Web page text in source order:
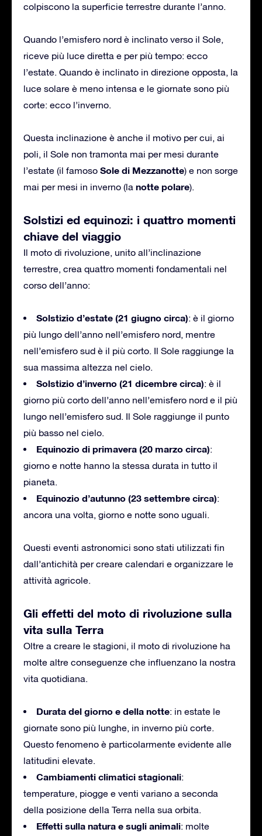
colpiscono la superficie terrestre durante l’anno.
Quando l’emisfero nord è inclinato verso il Sole,
riceve più luce diretta e per più tempo: ecco
l’estate. Quando è inclinato in direzione opposta, la
luce solare è meno intensa e le giornate sono più
corte: ecco l’inverno.
Questa inclinazione è anche il motivo per cui, ai
poli, il Sole non tramonta mai per mesi durante
l’estate (il famoso Sole di Mezzanotte) e non sorge
mai per mesi in inverno (la notte polare).
Solstizi ed equinozi: i quattro momenti
chiave del viaggio
Il moto di rivoluzione, unito all’inclinazione
terrestre, crea quattro momenti fondamentali nel
corso dell’anno:
Solstizio d’estate (21 giugno circa): è il giorno
più lungo dell’anno nell’emisfero nord, mentre
nell’emisfero sud è il più corto. Il Sole raggiunge la
sua massima altezza nel cielo.
Solstizio d’inverno (21 dicembre circa): è il
giorno più corto dell’anno nell’emisfero nord e il più
lungo nell’emisfero sud. Il Sole raggiunge il punto
più basso nel cielo.
Equinozio di primavera (20 marzo circa):
giorno e notte hanno la stessa durata in tutto il
pianeta.
Equinozio d’autunno (23 settembre circa):
ancora una volta, giorno e notte sono uguali.
Questi eventi astronomici sono stati utilizzati fin
dall’antichità per creare calendari e organizzare le
attività agricole.
Gli effetti del moto di rivoluzione sulla
vita sulla Terra
Oltre a creare le stagioni, il moto di rivoluzione ha
molte altre conseguenze che influenzano la nostra
vita quotidiana.
Durata del giorno e della notte: in estate le
giornate sono più lunghe, in inverno più corte.
Questo fenomeno è particolarmente evidente alle
latitudini elevate.
Cambiamenti climatici stagionali:
temperature, piogge e venti variano a seconda
della posizione della Terra nella sua orbita.
Effetti sulla natura e sugli animali: molte